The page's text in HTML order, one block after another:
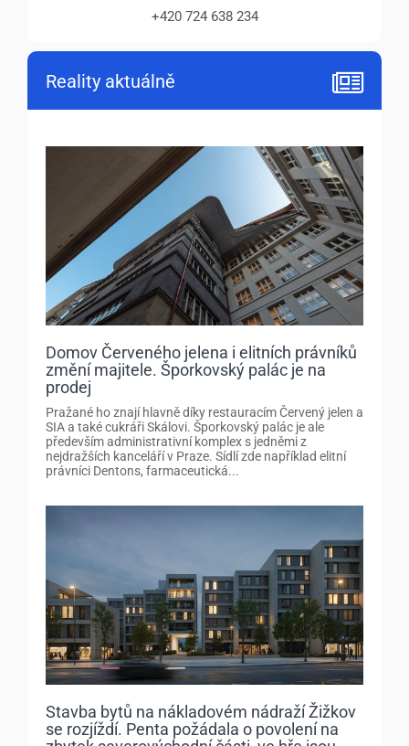
+420 724 638 234
Reality aktuálně
Domov Červeného jelena i elitních právníků
změní majitele. Šporkovský palác je na
prodej
Pražané ho znají hlavně díky restauracím Červený jelen a
SIA a také cukráři Skálovi. Šporkovský palác je ale
především administrativní komplex s jedněmi z
nejdražších kanceláří v Praze. Sídlí zde například elitní
právníci Dentons, farmaceutická...
Stavba bytů na nákladovém nádraží Žižkov
se rozjíždí. Penta požádala o povolení na